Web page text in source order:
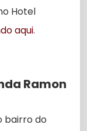
Hotel
aqui.
Ramon
bairro do